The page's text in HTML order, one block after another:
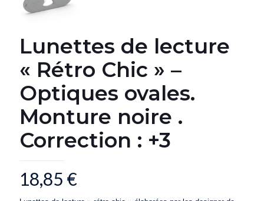
Lunettes de lecture
« Rétro Chic » –
Optiques ovales.
Monture noire .
Correction : +3
18,85 €